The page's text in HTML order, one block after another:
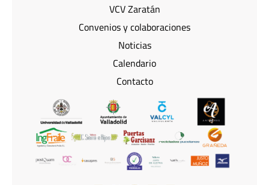
VCV Zaratán
Convenios y colaboraciones
Noticias
Calendario
Contacto